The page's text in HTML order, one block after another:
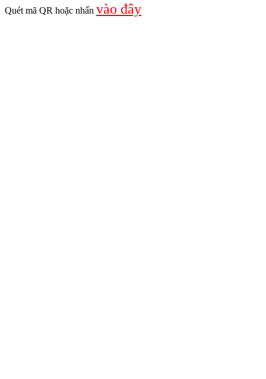
Quét mã QR hoặc nhấn vào đây